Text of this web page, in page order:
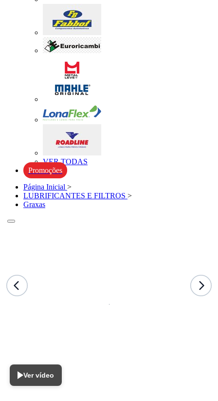
VER TODAS
Promoções
Página Inicial >
LUBRIFICANTES E FILTROS >
Graxas
Ver vídeo